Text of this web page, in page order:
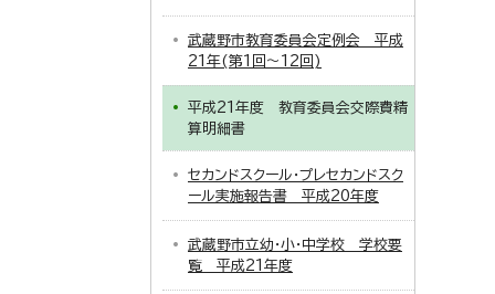
武蔵野市教育委員会定例会 平成
21年(第1回～12回)
平成21年度 教育委員会交際費精
算明細書
セカンドスクール・プレセカンドスク
ール実施報告書 平成20年度
武蔵野市立幼・小・中学校 学校要
覧 平成21年度